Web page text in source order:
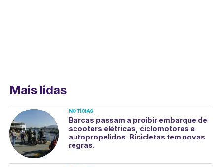
Mais lidas
NOTÍCIAS
Barcas passam a proibir embarque de
scooters elétricas, ciclomotores e
autopropelidos. Bicicletas tem novas
regras.